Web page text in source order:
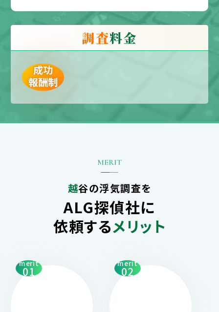
調査料金
成功
報酬制
越谷の浮気調査を
ALG探偵社に
依頼するメリット
merit
01
merit
02